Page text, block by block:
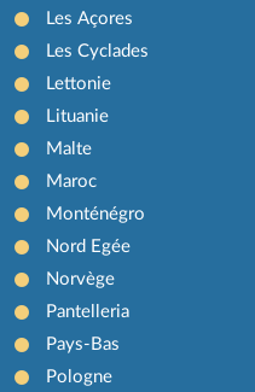
Les Açores
Les Cyclades
Lettonie
Lituanie
Malte
Maroc
Monténégro
Nord Egée
Norvège
Pantelleria
Pays-Bas
Pologne